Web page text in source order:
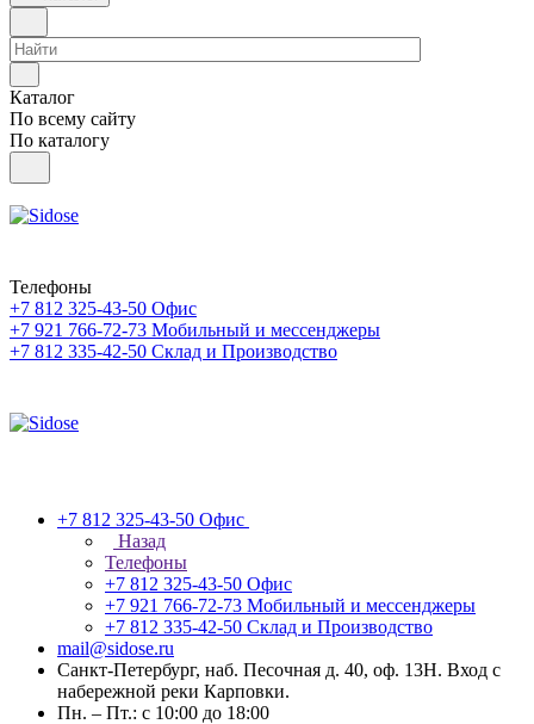
Каталог
По всему сайту
По каталогу
Телефоны
+7 812 325-43-50 Офис
+7 921 766-72-73 Мобильный и мессенджеры
+7 812 335-42-50 Склад и Производство
+7 812 325-43-50 Офис
Назад
Телефоны
+7 812 325-43-50 Офис
+7 921 766-72-73 Мобильный и мессенджеры
+7 812 335-42-50 Склад и Производство
mail@sidose.ru
Санкт-Петербург, наб. Песочная д. 40, оф. 13Н. Вход с
набережной реки Карповки.
Пн. – Пт.: с 10:00 до 18:00